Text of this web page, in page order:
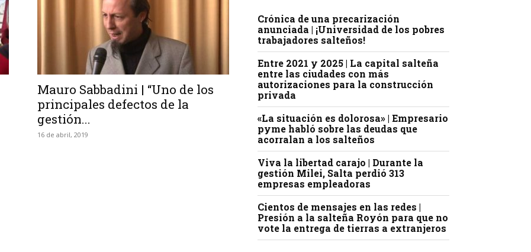
Mauro Sabbadini | “Uno de los
principales defectos de la
gestión...
16 de abril, 2019
Crónica de una precarización
anunciada | ¡Universidad de los pobres
trabajadores salteños!
Entre 2021 y 2025 | La capital salteña
entre las ciudades con más
autorizaciones para la construcción
privada
«La situación es dolorosa» | Empresario
pyme habló sobre las deudas que
acorralan a los salteños
Viva la libertad carajo | Durante la
gestión Milei, Salta perdió 313
empresas empleadoras
Cientos de mensajes en las redes |
Presión a la salteña Royón para que no
vote la entrega de tierras a extranjeros